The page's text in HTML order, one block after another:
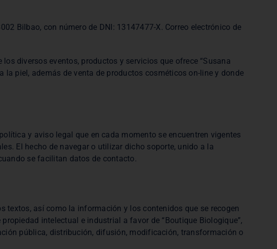
Bilbao, con número de DNI: 13147477-X. Correo electrónico de
diversos eventos, productos y servicios que ofrece “Susana
la piel, además de venta de productos cosméticos on-line y donde
y aviso legal que en cada momento se encuentren vigentes
El hecho de navegar o utilizar dicho soporte, unido a la
se facilitan datos de contacto.
textos, así como la información y los contenidos que se recogen
intelectual e industrial a favor de “Boutique Biologique”,
pública, distribución, difusión, modificación, transformación o